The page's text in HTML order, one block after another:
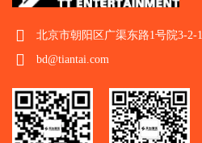
北京市朝阳区广渠东路1号院3-2-1
bd@tiantai.com